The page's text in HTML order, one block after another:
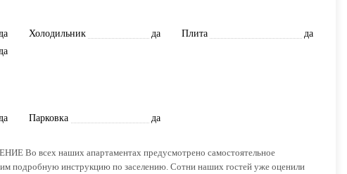
да Холодильник да Плита
да
да
да Парковка да
Во всех наших апартаментах предусмотрено самостоятельное
подробную инструкцию по заселению. Сотни наших гостей уже оценили